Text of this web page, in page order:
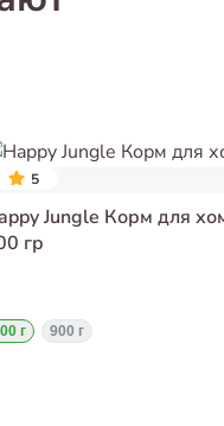
5
Jungle Корм для
гр
г 900 г